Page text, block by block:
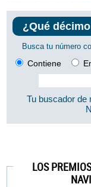
¿Qué
Busca tu número
Contiene
Tu buscador de
LOS